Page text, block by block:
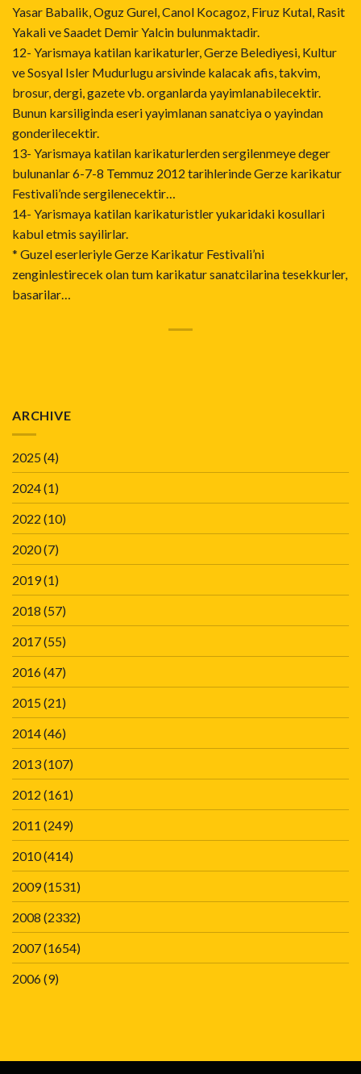
Yasar Babalik, Oguz Gurel, Canol Kocagoz, Firuz Kutal, Rasit
Yakali ve Saadet Demir Yalcin bulunmaktadir.
12- Yarismaya katilan karikaturler, Gerze Belediyesi, Kultur
ve Sosyal Isler Mudurlugu arsivinde kalacak afis, takvim,
brosur, dergi, gazete vb. organlarda yayimlanabilecektir.
Bunun karsiliginda eseri yayimlanan sanatciya o yayindan
gonderilecektir.
13- Yarismaya katilan karikaturlerden sergilenmeye deger
bulunanlar 6-7-8 Temmuz 2012 tarihlerinde Gerze karikatur
Festivali’nde sergilenecektir…
14- Yarismaya katilan karikaturistler yukaridaki kosullari
kabul etmis sayilirlar.
* Guzel eserleriyle Gerze Karikatur Festivali’ni
zenginlestirecek olan tum karikatur sanatcilarina tesekkurler,
basarilar…
ARCHIVE
2025(4)
2024(1)
2022 (10)
2020(7)
2019(1)
2018 (57)
2017(55)
2016(47)
2015(21)
2014(46)
2013(107)
2012 (161)
2011 (249)
2010(414)
2009(1531)
2008 (2332)
2007(1654)
2006(9)